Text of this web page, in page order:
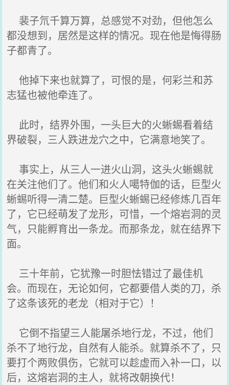
裴子氘千算万算，总感觉不对劲，但他怎么
都没想到，居然是这样的情况。现在他是悔得肠
子都青了。
他掉下来也就算了，可恨的是，何彩兰和苏
志猛也被他牵连了。
此时，结界外围，一头巨大的火蜥蜴看着结
界破裂，三人跌进龙穴之中，它满意地笑了。
事实上，从三人一进火山洞，这头火蜥蜴就
在关注他们了。他们和火人噶特伽的话，巨型火
蜥蜴听得一清二楚。巨型火蜥蜴已经修炼几百年
了，它已经萌发了龙形，可惜，一个熔岩洞的灵
气，只能孵育出一条龙。而那条龙，就在结界下
面。
三十年前，它犹豫一时胆怯错过了最佳机
会。而现在，无论如何，它都要借人类的刀，杀
了这条该死的老龙（相对于它）！
它倒不指望三人能屠杀地行龙，不过，他们
杀不了地行龙，自然有人能杀。就算杀不了，只
要打个两败俱伤，它就可以趁虚而入补一口，以
后，这熔岩洞的主人，就将改朝换代！